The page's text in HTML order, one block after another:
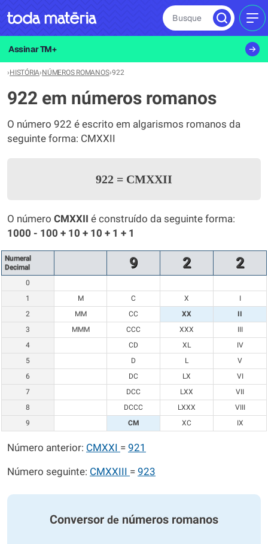
Busque
Assinar TM+
›HISTÓRIA›NÚMEROS ROMANOS›922
922 em números romanos
O número 922 é escrito em algarismos romanos da
seguinte forma: CMXXII
922 = CMXXII
O número CMXXII é construído da seguinte forma:
1000 - 100 + 10 + 10 + 1 + 1
Numeral
Decimal
9 2 2
0
1
M C X
I
2
MM CC XX
II
3
MMM CCC XXX
III
4
CD XL
IV
5
D L
V
6
DC LX
VI
7
DCC LXX
VII
8
DCCC LXXX
VIII
9
CM XC IX
Número anterior: CMXXI = 921
Número seguinte: CMXXIII = 923
Conversor de números romanos